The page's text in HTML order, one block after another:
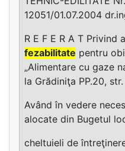
12051/01.07.2004
R E F E R A T Privind
fezabilitate pentru
„Alimentare cu gaze
la Grădiniţa PP.20,
Având în vedere
alocate din Bugetul
cheltuieli de